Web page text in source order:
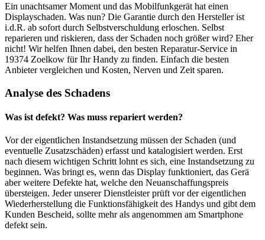
Ein unachtsamer Moment und das Mobilfunkgerät hat einen
Displayschaden. Was nun? Die Garantie durch den Hersteller ist
i.d.R. ab sofort durch Selbstverschuldung erloschen. Selbst
reparieren und riskieren, dass der Schaden noch größer wird? Eher
nicht! Wir helfen Ihnen dabei, den besten Reparatur-Service in
19374 Zoelkow für Ihr Handy zu finden. Einfach die besten
Anbieter vergleichen und Kosten, Nerven und Zeit sparen.
Analyse des Schadens
Was ist defekt? Was muss repariert werden?
Vor der eigentlichen Instandsetzung müssen der Schaden (und
eventuelle Zusatzschäden) erfasst und katalogisiert werden. Erst
nach diesem wichtigen Schritt lohnt es sich, eine Instandsetzung zu
beginnen. Was bringt es, wenn das Display funktioniert, das Gerä
aber weitere Defekte hat, welche den Neuanschaffungspreis
übersteigen. Jeder unserer Dienstleister prüft vor der eigentlichen
Wiederherstellung die Funktionsfähigkeit des Handys und gibt dem
Kunden Bescheid, sollte mehr als angenommen am Smartphone
defekt sein.